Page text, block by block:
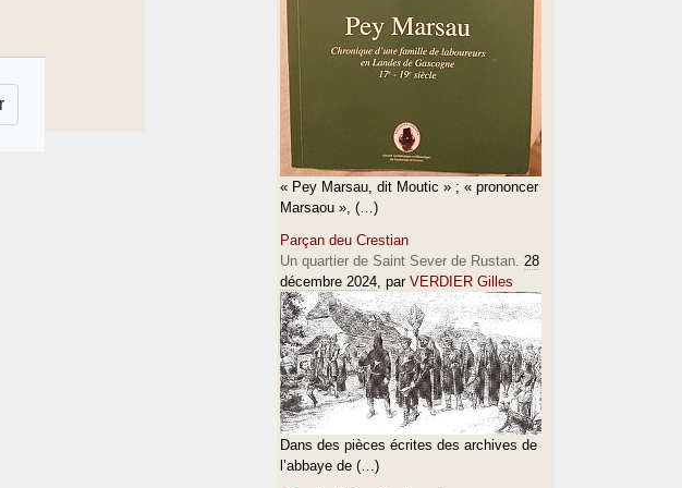
« Pey Marsau, dit Moutic » ; « prononcer
Marsaou », (…)
Parçan deu Crestian
Un quartier de Saint Sever de Rustan. 28
décembre 2024, par VERDIER Gilles
Dans des pièces écrites des archives de
l’abbaye de (…)